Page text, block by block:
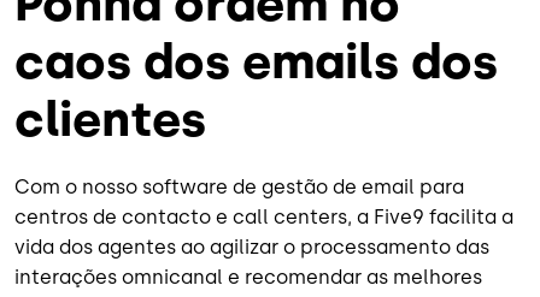
caos dos emails dos
clientes
Com o nosso software de gestão de email para
centros de contacto e call centers, a Five9 facilita a
vida dos agentes ao agilizar o processamento das
interações omnicanal e recomendar as melhores